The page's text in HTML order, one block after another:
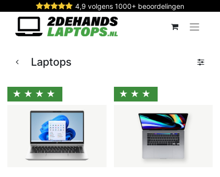
4,9 volgens 1000+ beoordelingen
Laptops
★★★★ ★★★